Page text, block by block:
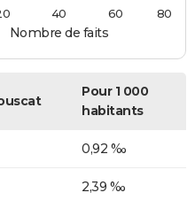
Nombre de faits
40 60 80
Pour 1 000
habitants
0,92 ‰
2,39 ‰